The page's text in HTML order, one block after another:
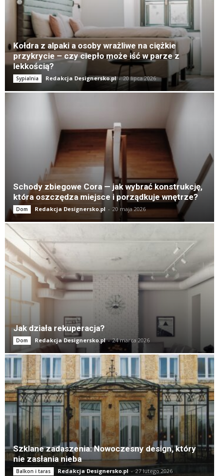
Kołdra z alpaki a osoby wrażliwe na ciężkie
przykrycie – czy ciepło może iść w parze z
lekkością?
Sypialnia Redakcja Designersko.pl - 20 lipca 2026
Schody zbiegowe Cora — jak wybrać konstrukcję,
która oszczędza miejsce i porządkuje wnętrze?
Dom Redakcja Designersko.pl - 20 maja 2026
Jak działa rekuperacja?
Dom Redakcja Designersko.pl - 24 marca 2026
Szklane zadaszenia: Nowoczesny design, który
nie zasłania nieba
Balkon i taras Redakcja Designersko.pl - 27 lutego 2026